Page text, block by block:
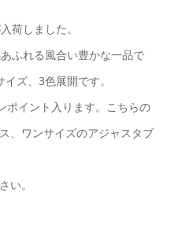
荷しました。
ふれる風合い豊かな一品で
ズ、3色展開です。
ポイント入ります。こちらの
、ワンサイズのアジャスタブ
い。